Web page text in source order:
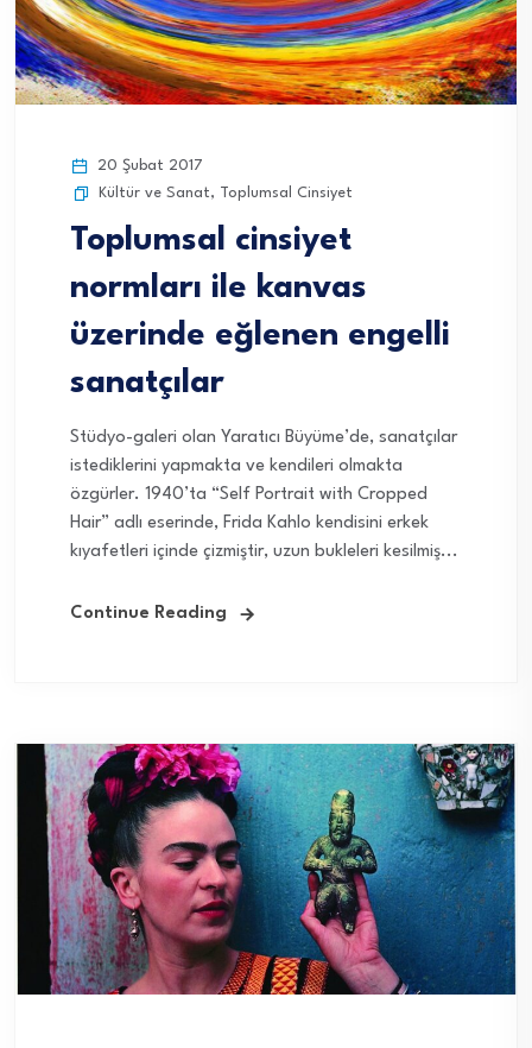
20 Şubat 2017
Kültür ve Sanat, Toplumsal Cinsiyet
Toplumsal cinsiyet
normları ile kanvas
üzerinde eğlenen engelli
sanatçılar
Stüdyo-galeri olan Yaratıcı Büyüme’de, sanatçılar
istediklerini yapmakta ve kendileri olmakta
özgürler. 1940’ta “Self Portrait with Cropped
Hair” adlı eserinde, Frida Kahlo kendisini erkek
kıyafetleri içinde çizmiştir, uzun bukleleri kesilmiş...
Continue Reading